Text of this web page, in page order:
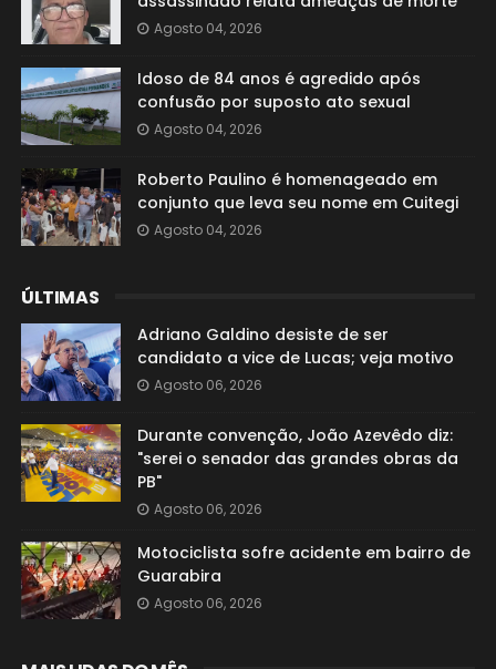
Agosto 04, 2026
Idoso de 84 anos é agredido após
confusão por suposto ato sexual
Agosto 04, 2026
Roberto Paulino é homenageado em
conjunto que leva seu nome em Cuitegi
Agosto 04, 2026
ÚLTIMAS
Adriano Galdino desiste de ser
candidato a vice de Lucas; veja motivo
Agosto 06, 2026
Durante convenção, João Azevêdo diz:
"serei o senador das grandes obras da
PB"
Agosto 06, 2026
Motociclista sofre acidente em bairro de
Guarabira
Agosto 06, 2026